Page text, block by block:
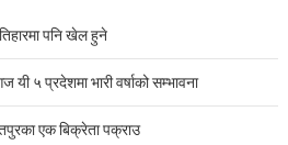
पनि खेल हुने
५ प्रदेशमा भारी वर्षाको सम्भावना
एक बिक्रेता पक्राउ